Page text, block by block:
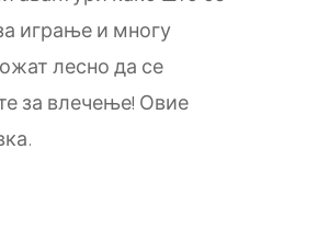
играње и многу
лесно да се
за влечење! Овие